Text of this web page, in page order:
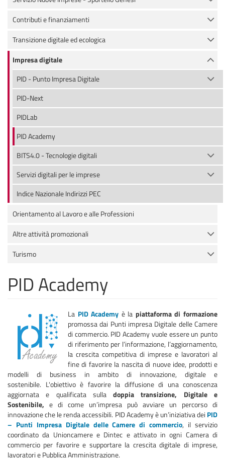
Contributi e finanziamenti
Transizione digitale ed ecologica
Impresa digitale
PID - Punto Impresa Digitale
PID-Next
PIDLab
PID Academy
BITS4.0 - Tecnologie digitali
Servizi digitali per le imprese
Indice Nazionale Indirizzi PEC
Orientamento al Lavoro e alle Professioni
Altre attività promozionali
Turismo
PID Academy
La PID Academy è la piattaforma di formazione
promossa dai Punti impresa Digitale delle Camere
di commercio. PID Academy vuole essere un punto
di riferimento per l’informazione, l’aggiornamento,
la crescita competitiva di imprese e lavoratori al
fine di favorire la nascita di nuove idee, prodotti e
modelli di business in ambito di innovazione, digitale e
sostenibile. L'obiettivo è favorire la diffusione di una conoscenza
aggiornata e qualificata sulladoppia transizione, Digitale e
Sostenibile, e di come un’impresa può avviare un percorso di
innovazione che le renda accessibili. PID Academy è un’iniziativa dei PID
– Punti Impresa Digitale delle Camere di commercio, il servizio
coordinato da Unioncamere e Dintec e attivato in ogni Camera di
commercio per favorire e supportare la crescita digitale di imprese,
lavoratori e Pubblica Amministrazione.